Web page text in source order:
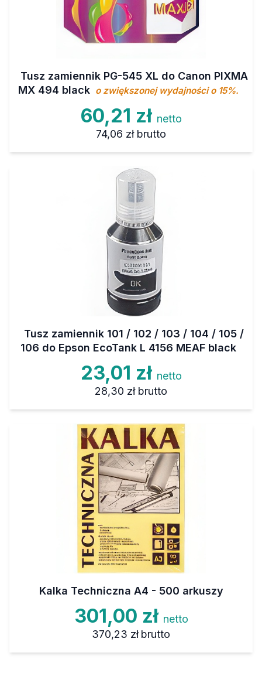
Tusz zamiennik PG-545 XL do Canon PIXMA
MX 494 black o zwiększonej wydajności o 15%.
60,21 zł netto
74,06 zł brutto
Tusz zamiennik 101 / 102 / 103 / 104 / 105 /
106 do Epson EcoTank L 4156 MEAF black
23,01 zł netto
28,30 zł brutto
Kalka Techniczna A4 - 500 arkuszy
301,00 zł netto
370,23 zł brutto